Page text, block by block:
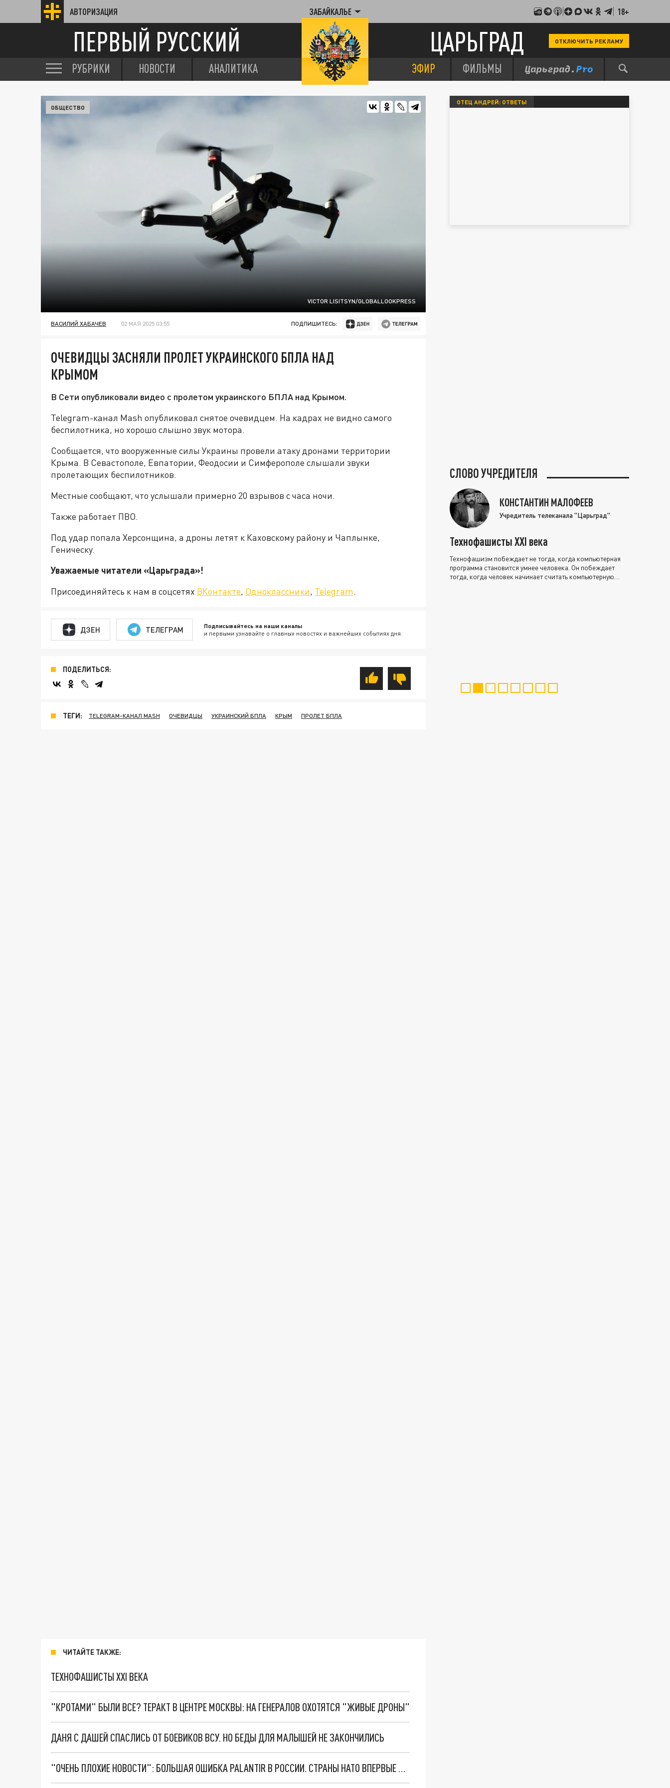
АВТОРИЗАЦИЯ ЗАБАЙКАЛЬЕ 18+
ПЕРВЫЙ РУССКИЙ ЦАРЬГРАД ОТКЛЮЧИТЬ РЕКЛАМУ
РУБРИКИ НОВОСТИ АНАЛИТИКА ЭФИР ФИЛЬМЫ
VICTOR LISITSYN/GLOBALLOOKPRESS
ОБЩЕСТВО
ВАСИЛИЙ ХАБАЧЕВ 02 МАЯ 2025 03:55 ПОДПИШИТЕСЬ:
ОЧЕВИДЦЫ ЗАСНЯЛИ ПРОЛЕТ УКРАИНСКОГО БПЛА НАД
КРЫМОМ
В Сети опубликовали видео с пролетом украинского БПЛА над Крымом.
Telegram-канал Mash опубликовал снятое очевидцем. На кадрах не видно самого
беспилотника, но хорошо слышно звук мотора.
Сообщается, что вооруженные силы Украины провели атаку дронами территории
Крыма. В Севастополе, Евпатории, Феодосии и Симферополе слышали звуки
пролетающих беспилотников.
Местные сообщают, что услышали примерно 20 взрывов с часа ночи.
Также работает ПВО.
Под удар попала Херсонщина, а дроны летят к Каховскому району и Чаплынке,
Геническу.
Уважаемые читатели «Царьграда»!
Присоединяйтесь к нам в соцсетях ВКонтакте, Одноклассники, Telegram.
ДЗЕН ТЕЛЕГРАМ Подписывайтесь на наши каналы
и первыми узнавайте о главных новостях и важнейших событиях дня.
ПОДЕЛИТЬСЯ:
ТЕГИ: TELEGRAM-КАНАЛ MASH ОЧЕВИДЦЫ УКРАИНСКИЙ БПЛА КРЫМ ПРОЛЕТ БПЛА
ЧИТАЙТЕ ТАКЖЕ:
ТЕХНОФАШИСТЫ XXI ВЕКА
"КРОТАМИ" БЫЛИ ВСЕ? ТЕРАКТ В ЦЕНТРЕ МОСКВЫ: НА ГЕНЕРАЛОВ ОХОТЯТСЯ "ЖИВЫЕ ДРОНЫ"
ДАНЯ С ДАШЕЙ СПАСЛИСЬ ОТ БОЕВИКОВ ВСУ. НО БЕДЫ ДЛЯ МАЛЫШЕЙ НЕ ЗАКОНЧИЛИСЬ
"ОЧЕНЬ ПЛОХИЕ НОВОСТИ": БОЛЬШАЯ ОШИБКА PALANTIR В РОССИИ. СТРАНЫ НАТО ВПЕРВЫЕ ЗА СВО ОСТАНОВИЛИ ПОСТАВКИ ОРУЖИЯ. ВСУ ТЕРЯЮТ ПРИГРАНИЧЬЕ?
ОТЕЦ АНДРЕЙ: ОТВЕТЫ
СЛОВО УЧРЕДИТЕЛЯ
КОНСТАНТИН МАЛОФЕЕВ
Учредитель телеканала "Царьград"
Технофашисты XXI века
Технофашизм побеждает не тогда, когда компьютерная
программа становится умнее человека. Он побеждает
тогда, когда человек начинает считать компьютерную